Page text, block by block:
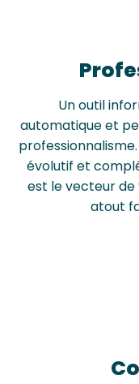
Un outil
automatique et
évolutif et
est le vecteur
atout